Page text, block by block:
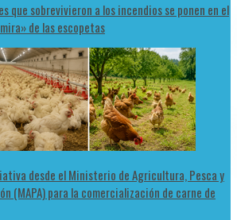
que sobrevivieron a los incendios se ponen en el
de las escopetas
desde el Ministerio de Agricultura, Pesca y
(MAPA) para la comercialización de carne de